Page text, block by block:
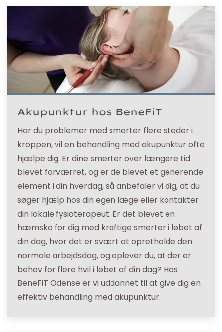
Akupunktur hos BeneFiT
Har du problemer med smerter flere steder i
kroppen, vil en behandling med akupunktur ofte
hjælpe dig. Er dine smerter over længere tid
blevet forværret, og er de blevet et generende
element i din hverdag, så anbefaler vi dig, at du
søger hjælp hos din egen læge eller kontakter
din lokale fysioterapeut. Er det blevet en
hæmsko for dig med kraftige smerter i løbet af
din dag, hvor det er svært at opretholde den
normale arbejdsdag, og oplever du, at der er
behov for flere hvil i løbet af din dag? Hos
BeneFiT Odense er vi uddannet til at give dig en
effektiv behandling med akupunktur.